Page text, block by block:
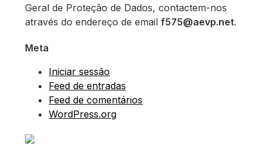
Geral de Proteção de Dados, contactem-nos
através do endereço de emailf575@aevp.net.
Meta
Iniciar sessão
Feed de entradas
Feed de comentários
WordPress.org